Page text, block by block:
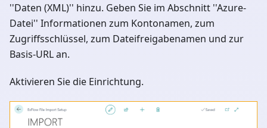
''Daten (XML)'' hinzu. Geben Sie im Abschnitt ''Azure-
Datei'' Informationen zum Kontonamen, zum
Zugriffsschlüssel, zum Dateifreigabenamen und zur
Basis-URL an.
Aktivieren Sie die Einrichtung.